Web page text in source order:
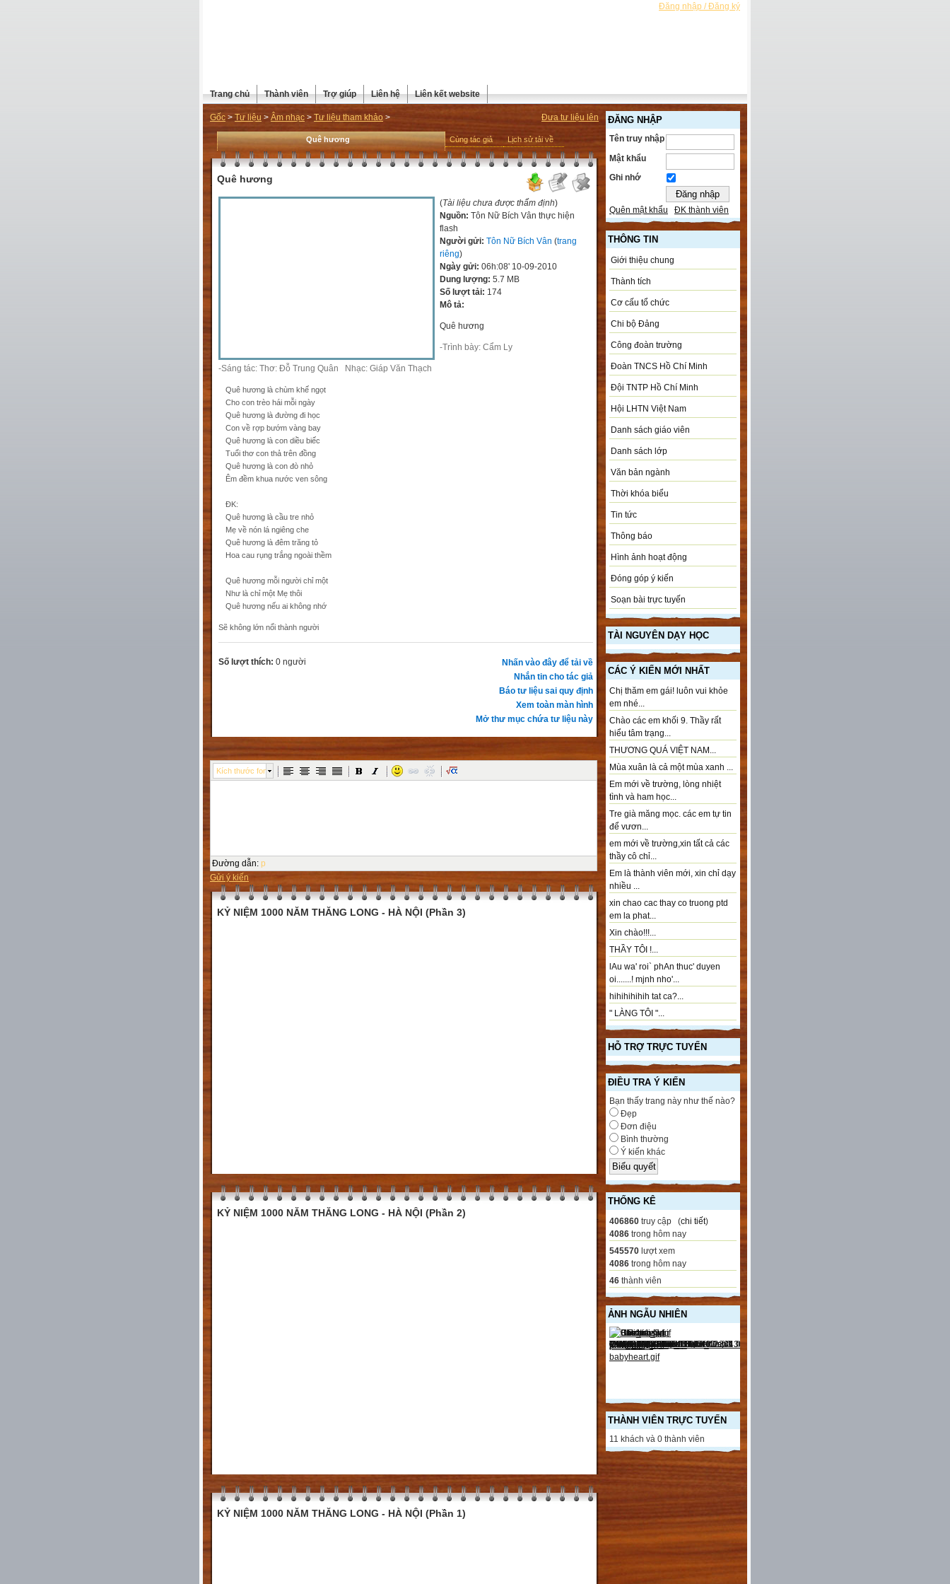
Đăng nhập / Đăng ký
Trang chủ Thành viên Trợ giúp Liên hệ Liên kết website
ĐĂNG NHẬP
Tên truy nhập
Mật khẩu
Ghi nhớ
Quên mật khẩu ĐK thành viên
THÔNG TIN
Giới thiệu chung
Thành tích
Cơ cấu tổ chức
Chi bộ Đảng
Công đoàn trường
Đoàn TNCS Hồ Chí Minh
Đội TNTP Hồ Chí Minh
Hội LHTN Việt Nam
Danh sách giáo viên
Danh sách lớp
Văn bản ngành
Thời khóa biểu
Tin tức
Thông báo
Hình ảnh hoạt động
Đóng góp ý kiến
Soạn bài trực tuyến
TÀI NGUYÊN DẠY HỌC
CÁC Ý KIẾN MỚI NHẤT
Chị thăm em gái! luôn vui khỏe
em nhé...
Chào các em khối 9. Thầy rất
hiểu tâm trạng...
THƯƠNG QUÁ VIỆT NAM...
Mùa xuân là cả một mùa xanh ...
Em mới về trường, lòng nhiệt
tình và ham học...
Tre già măng mọc. các em tự tin
để vươn...
em mới về trường,xin tất cả các
thầy cô chỉ...
Em là thành viên mới, xin chỉ dạy
nhiều ...
xin chao cac thay co truong ptd
em la phat...
Xin chào!!!...
THẦY TÔI !...
lAu wa' roi` phAn thuc' duyen
oi.......! mjnh nho'...
hihihihihih tat ca?...
" LÀNG TÔI "...
HỖ TRỢ TRỰC TUYẾN
ĐIỀU TRA Ý KIẾN
Bạn thấy trang này như thế nào?
Đẹp
Đơn điệu
Bình thường
Ý kiến khác
THỐNG KÊ
406860 truy cập (chi tiết)
4086 trong hôm nay
545570 lượt xem
4086 trong hôm nay
46 thành viên
ẢNH NGẪU NHIÊN
THÀNH VIÊN TRỰC TUYẾN
11 khách và 0 thành viên
Đưa tư liệu lên
Gốc > Tư liệu > Âm nhạc > Tư liệu tham khảo >
Quê hương Cùng tác giả Lịch sử tải về
Quê hương
(Tài liệu chưa được thẩm định)
Nguồn: Tôn Nữ Bích Vân thực hiện
flash
Người gửi: Tôn Nữ Bích Vân (trang
riêng)
Ngày gửi: 06h:08' 10-09-2010
Dung lượng: 5.7 MB
Số lượt tải: 174
Mô tả:
Quê hương
-Trình bày: Cẩm Ly
-Sáng tác: Thơ: Đỗ Trung Quân Nhạc: Giáp Văn Thạch
Quê hương là chùm khế ngọt
Cho con trèo hái mỗi ngày
Quê hương là đường đi học
Con về rợp bướm vàng bay
Quê hương là con diều biếc
Tuổi thơ con thả trên đồng
Quê hương là con đò nhỏ
Êm đềm khua nước ven sông
ĐK:
Quê hương là cầu tre nhỏ
Mẹ về nón lá ngiêng che
Quê hương là đêm trăng tỏ
Hoa cau rụng trắng ngoài thềm
Quê hương mỗi người chỉ một
Như là chỉ một Mẹ thôi
Quê hương nếu ai không nhớ
Sẽ không lớn nổi thành người
Nhấn vào đây để tải về
Nhắn tin cho tác giả
Báo tư liệu sai quy định
Xem toàn màn hình
Mở thư mục chứa tư liệu này
Số lượt thích: 0 người
Kích thước font
Đường dẫn: p
Gửi ý kiến
KỶ NIỆM 1000 NĂM THĂNG LONG - HÀ NỘI (Phần 3)
KỶ NIỆM 1000 NĂM THĂNG LONG - HÀ NỘI (Phần 2)
KỶ NIỆM 1000 NĂM THĂNG LONG - HÀ NỘI (Phần 1)